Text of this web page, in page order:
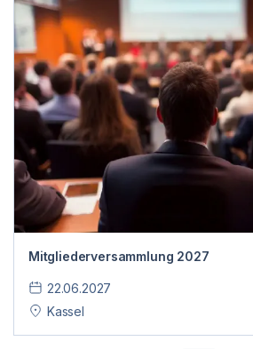
Mitgliederversammlung 2027
22.06.2027
Kassel